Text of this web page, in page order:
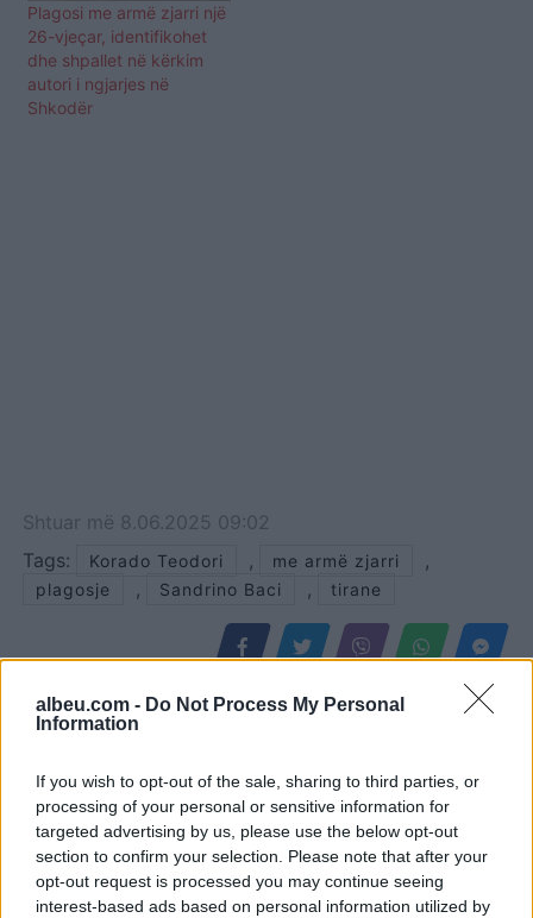
albeu.com - Do Not Process My Personal
Information
If you wish to opt-out of the sale, sharing to third parties, or
processing of your personal or sensitive information for
targeted advertising by us, please use the below opt-out
section to confirm your selection. Please note that after your
opt-out request is processed you may continue seeing
interest-based ads based on personal information utilized by
Plagosi me armë zjarri një
26-vjeçar, identifikohet
dhe shpallet në kërkim
autori i ngjarjes në
Shkodër
Shtuar më 8.06.2025 09:02
Tags:
Korado Teodori , me armë zjarri ,
plagosje , Sandrino Baci , tirane